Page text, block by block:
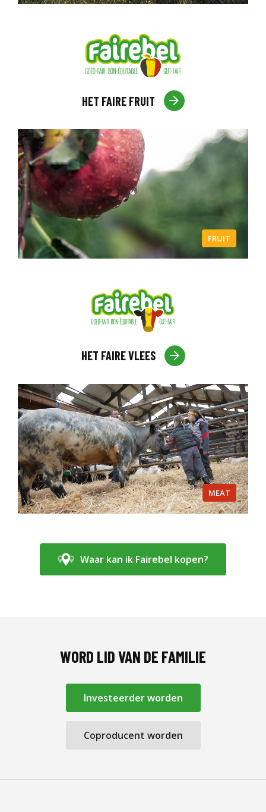
HET FAIRE FRUIT
FRUIT
HET FAIRE VLEES
MEAT
Waar kan ik Fairebel kopen?
WORD LID VAN DE FAMILIE
Investeerder worden
Coproducent worden